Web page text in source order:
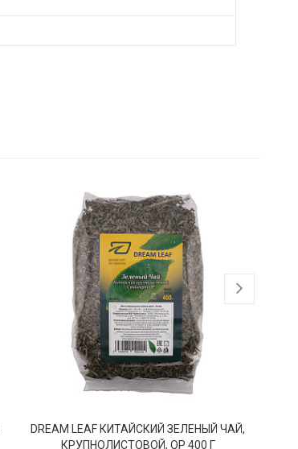
DREAM LEAF КИТАЙСКИЙ ЗЕЛЕНЫЙ ЧАЙ,
КРУПНОЛИСТОВОЙ, OP 400 Г